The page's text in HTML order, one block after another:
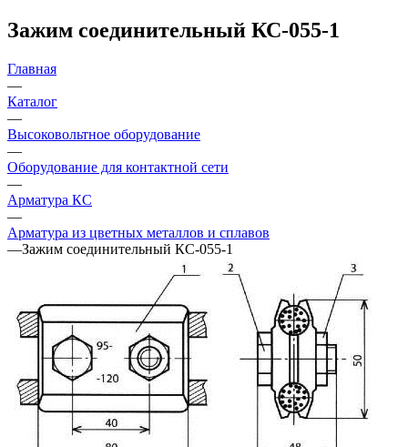
Зажим соединительный КС-055-1
Главная
—
Каталог
—
Высоковольтное оборудование
—
Оборудование для контактной сети
—
Арматура КС
—
Арматура из цветных металлов и сплавов
—Зажим соединительный КС-055-1